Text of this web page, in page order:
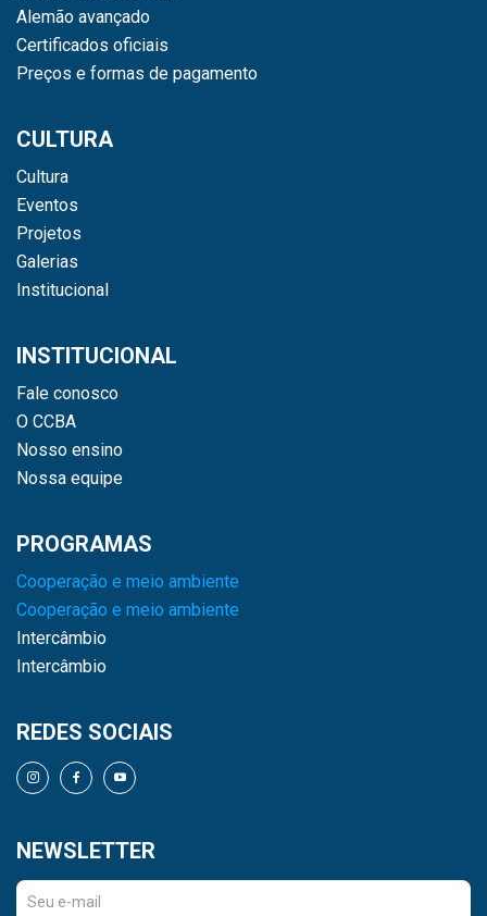
Alemão avançado
Certificados oficiais
Preços e formas de pagamento
CULTURA
Cultura
Eventos
Projetos
Galerias
Institucional
INSTITUCIONAL
Fale conosco
O CCBA
Nosso ensino
Nossa equipe
PROGRAMAS
Cooperação e meio ambiente
Cooperação e meio ambiente
Intercâmbio
Intercâmbio
REDES SOCIAIS
NEWSLETTER